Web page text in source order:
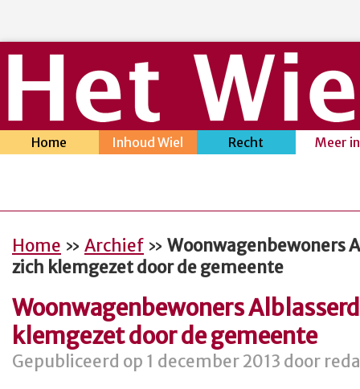
Home Inhoud Wiel Recht Meer
Home » Archief » Woonwagenbewoners
zich klemgezet door de gemeente
Woonwagenbewoners
klemgezet door de gemeente
Gepubliceerd op 1 december 2013 door